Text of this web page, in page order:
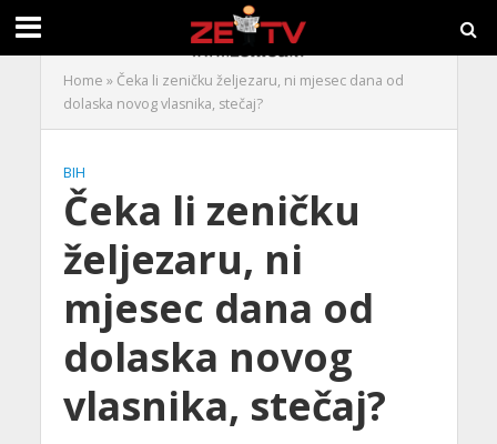
Home » Čeka li zeničku željezaru, ni mjesec dana od
dolaska novog vlasnika, stečaj?
BIH
Čeka li zeničku
željezaru, ni
mjesec dana od
dolaska novog
vlasnika, stečaj?